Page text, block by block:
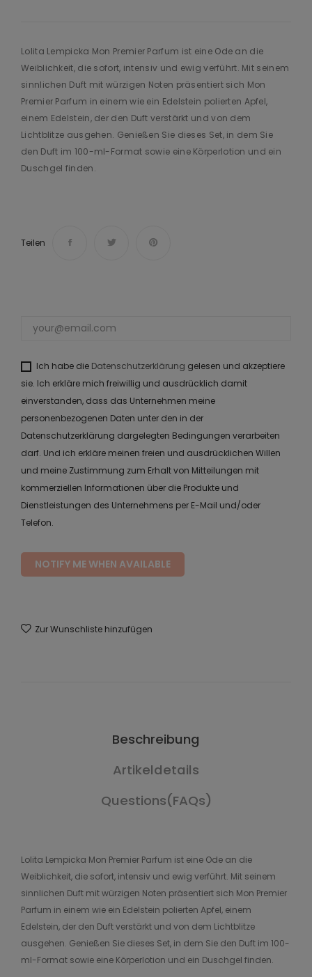
Lolita Lempicka Mon Premier Parfum ist eine Ode an die
Weiblichkeit, die sofort, intensiv und ewig verführt. Mit seinem
sinnlichen Duft mit würzigen Noten präsentiert sich Mon
Premier Parfum in einem wie ein Edelstein polierten Apfel,
einem Edelstein, der den Duft verstärkt und von dem
Lichtblitze ausgehen. Genießen Sie dieses Set, in dem Sie
den Duft im 100-ml-Format sowie eine Körperlotion und ein
Duschgel finden.
Teilen
Ich habe die Datenschutzerklärung gelesen und akzeptiere
sie. Ich erkläre mich freiwillig und ausdrücklich damit
einverstanden, dass das Unternehmen meine
personenbezogenen Daten unter den in der
Datenschutzerklärung dargelegten Bedingungen verarbeiten
darf. Und ich erkläre meinen freien und ausdrücklichen Willen
und meine Zustimmung zum Erhalt von Mitteilungen mit
kommerziellen Informationen über die Produkte und
Dienstleistungen des Unternehmens per E-Mail und/oder
Telefon.
NOTIFY ME WHEN AVAILABLE
Zur Wunschliste hinzufügen
Beschreibung
Artikeldetails
Questions(FAQs)
Lolita Lempicka Mon Premier Parfum ist eine Ode an die
Weiblichkeit, die sofort, intensiv und ewig verführt. Mit seinem
sinnlichen Duft mit würzigen Noten präsentiert sich Mon Premier
Parfum in einem wie ein Edelstein polierten Apfel, einem
Edelstein, der den Duft verstärkt und von dem Lichtblitze
ausgehen. Genießen Sie dieses Set, in dem Sie den Duft im 100-
ml-Format sowie eine Körperlotion und ein Duschgel finden.